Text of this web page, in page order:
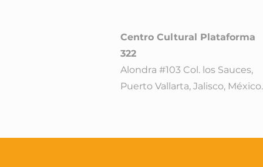
Centro Cultural Plataforma
322
Alondra #103 Col. los Sauces,
Puerto Vallarta, Jalisco,